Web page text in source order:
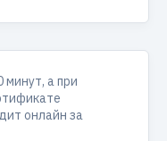
а при
онлайн за